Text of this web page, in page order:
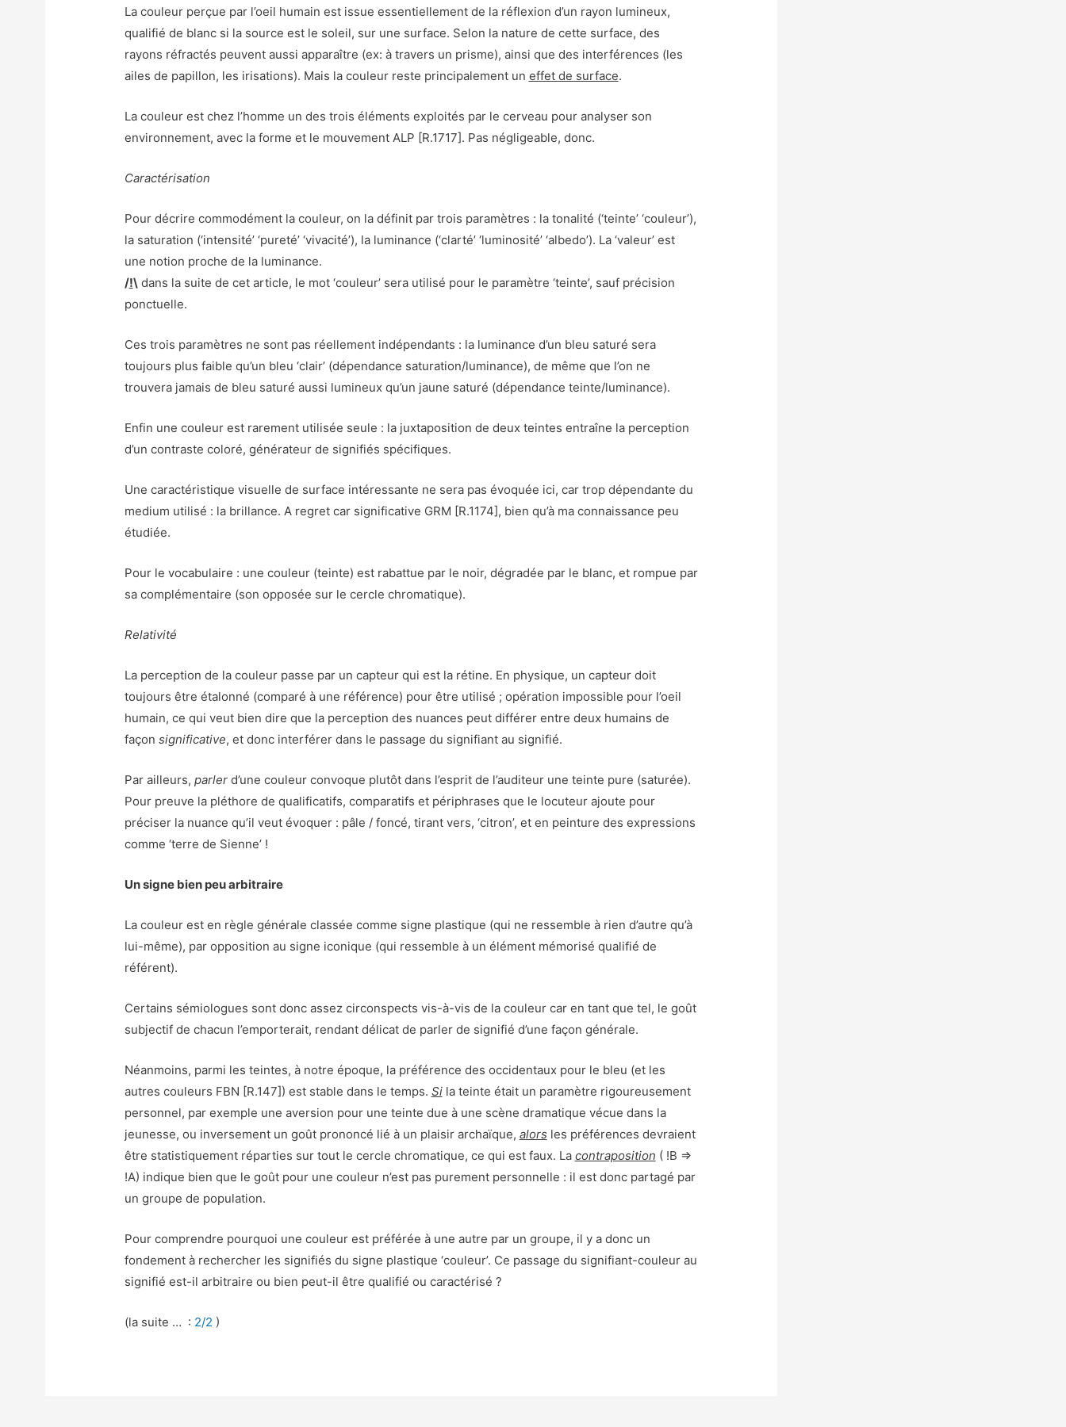
La couleur perçue par l’oeil humain est issue essentiellement de la réflexion d’un rayon lumineux,
qualifié de blanc si la source est le soleil, sur une surface. Selon la nature de cette surface, des
rayons réfractés peuvent aussi apparaître (ex: à travers un prisme), ainsi que des interférences (les
ailes de papillon, les irisations). Mais la couleur reste principalement un effet de surface.
La couleur est chez l’homme un des trois éléments exploités par le cerveau pour analyser son
environnement, avec la forme et le mouvement ALP [R.1717]. Pas négligeable, donc.
Caractérisation
Pour décrire commodément la couleur, on la définit par trois paramètres : la tonalité (‘teinte’ ‘couleur’),
la saturation (‘intensité’ ‘pureté’ ‘vivacité’), la luminance (‘clarté’ ‘luminosité’ ‘albedo’). La ‘valeur’ est
une notion proche de la luminance.
/!\ dans la suite de cet article, le mot ‘couleur’ sera utilisé pour le paramètre ‘teinte’, sauf précision
ponctuelle.
Ces trois paramètres ne sont pas réellement indépendants : la luminance d’un bleu saturé sera
toujours plus faible qu’un bleu ‘clair’ (dépendance saturation/luminance), de même que l’on ne
trouvera jamais de bleu saturé aussi lumineux qu’un jaune saturé (dépendance teinte/luminance).
Enfin une couleur est rarement utilisée seule : la juxtaposition de deux teintes entraîne la perception
d’un contraste coloré, générateur de signifiés spécifiques.
Une caractéristique visuelle de surface intéressante ne sera pas évoquée ici, car trop dépendante du
medium utilisé : la brillance. A regret car significative GRM [R.1174], bien qu’à ma connaissance peu
étudiée.
Pour le vocabulaire : une couleur (teinte) est rabattue par le noir, dégradée par le blanc, et rompue par
sa complémentaire (son opposée sur le cercle chromatique).
Relativité
La perception de la couleur passe par un capteur qui est la rétine. En physique, un capteur doit
toujours être étalonné (comparé à une référence) pour être utilisé ; opération impossible pour l’oeil
humain, ce qui veut bien dire que la perception des nuances peut différer entre deux humains de
façon significative, et donc interférer dans le passage du signifiant au signifié.
Par ailleurs, parlerd’une couleur convoque plutôt dans l’esprit de l’auditeur une teinte pure (saturée).
Pour preuve la pléthore de qualificatifs, comparatifs et périphrases que le locuteur ajoute pour
préciser la nuance qu’il veut évoquer : pâle / foncé, tirant vers, ‘citron’, et en peinture des expressions
comme ‘terre de Sienne’ !
Un signe bien peu arbitraire
La couleur est en règle générale classée comme signe plastique (qui ne ressemble à rien d’autre qu’à
lui-même), par opposition au signe iconique (qui ressemble à un élément mémorisé qualifié de
référent).
Certains sémiologues sont donc assez circonspects vis-à-vis de la couleur car en tant que tel, le goût
subjectif de chacun l’emporterait, rendant délicat de parler de signifié d’une façon générale.
Néanmoins, parmi les teintes, à notre époque, la préférence des occidentaux pour le bleu (et les
autres couleurs FBN [R.147]) est stable dans le temps. Sila teinte était un paramètre rigoureusement
personnel, par exemple une aversion pour une teinte due à une scène dramatique vécue dans la
jeunesse, ou inversement un goût prononcé lié à un plaisir archaïque, alors les préférences devraient
être statistiquement réparties sur tout le cercle chromatique, ce qui est faux. La contraposition ( !B =>
!A) indique bien que le goût pour une couleur n’est pas purement personnelle : il est donc partagé par
un groupe de population.
Pour comprendre pourquoi une couleur est préférée à une autre par un groupe, il y a donc un
fondement à rechercher les signifiés du signe plastique ‘couleur’. Ce passage du signifiant-couleur au
signifié est-il arbitraire ou bien peut-il être qualifié ou caractérisé ?
(la suite … : 2/2 )